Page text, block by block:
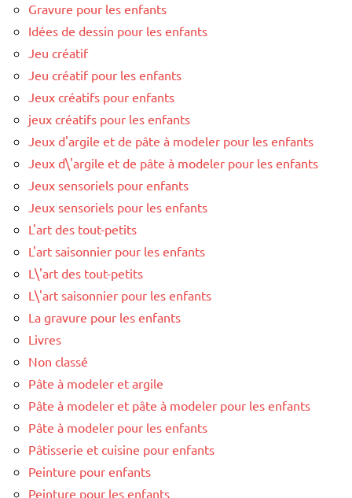
Gravure pour les enfants
Idées de dessin pour les enfants
Jeu créatif
Jeu créatif pour les enfants
Jeux créatifs pour enfants
jeux créatifs pour les enfants
Jeux d'argile et de pâte à modeler pour les enfants
Jeux d\'argile et de pâte à modeler pour les enfants
Jeux sensoriels pour enfants
Jeux sensoriels pour les enfants
L'art des tout-petits
L'art saisonnier pour les enfants
L\'art des tout-petits
L\'art saisonnier pour les enfants
La gravure pour les enfants
Livres
Non classé
Pâte à modeler et argile
Pâte à modeler et pâte à modeler pour les enfants
Pâte à modeler pour les enfants
Pâtisserie et cuisine pour enfants
Peinture pour enfants
Peinture pour les enfants